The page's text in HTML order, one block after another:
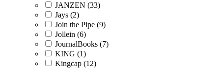
JANZEN (33)
Jays (2)
Join the Pipe (9)
Jollein (6)
JournalBooks (7)
KING (1)
Kingcap (12)